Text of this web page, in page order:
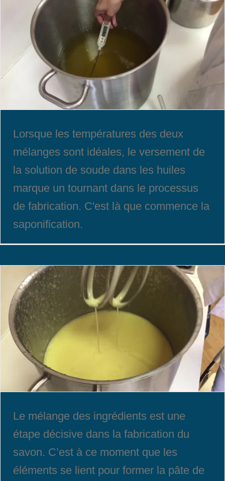
Lorsque les températures des deux
mélanges sont idéales, le versement de
la solution de soude dans les huiles
marque un tournant dans le processus
de fabrication. C'est là que commence la
saponification.
Le mélange des ingrédients est une
étape décisive dans la fabrication du
savon. C’est à ce moment que les
éléments se lient pour former la pâte de